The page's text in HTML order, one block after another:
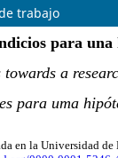
trabajo